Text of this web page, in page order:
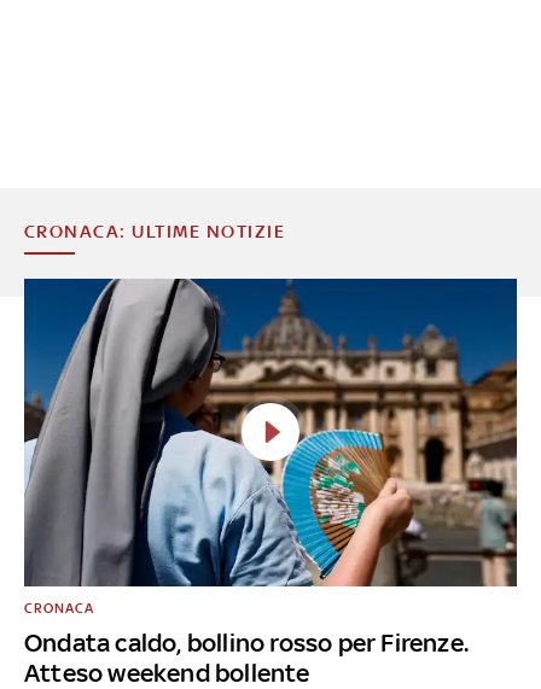
CRONACA: ULTIME NOTIZIE
Ondata caldo, bollino rosso per Firenze.
Atteso weekend bollente
CRONACA